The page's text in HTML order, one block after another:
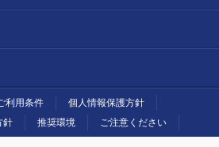
利用条件
個人情報保護方針
針
推奨環境 ご注意ください